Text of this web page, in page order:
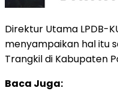
Direktur Utama LPDB-
menyampaikan hal itu
Trangkil di Kabupaten
Baca Juga: